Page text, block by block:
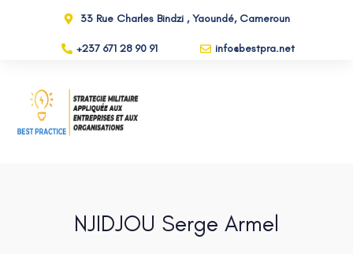
33 Rue Charles Bindzi , Yaoundé, Cameroun
+237 671 28 90 91 info@bestpra.net
NJIDJOU Serge Armel